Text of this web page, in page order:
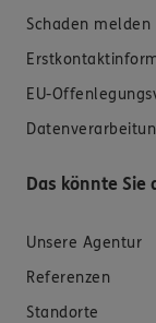
Schaden melden
EU-
Das könnte Sie
Unsere Agentur
Referenzen
Standorte